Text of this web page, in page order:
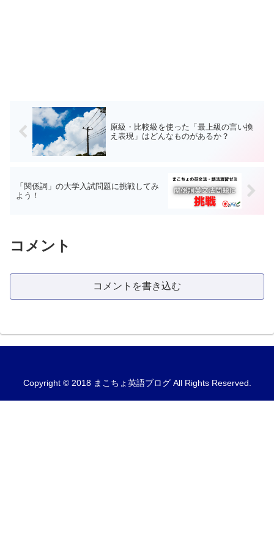
原級・比較級を使った「最上級の言い換
え表現」はどんなものがあるか？
「関係詞」の大学入試問題に挑戦してみ
よう！
コメント
コメントを書き込む
Copyright © 2018 まこちょ英語ブログ All Rights Reserved.